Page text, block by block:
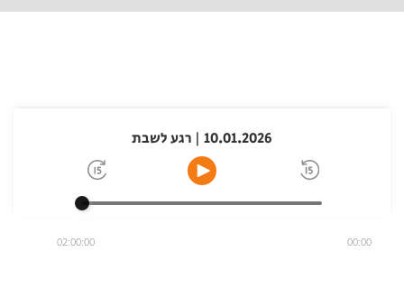
10.01.2026 | רגע לשבת
00:00
02:00:00